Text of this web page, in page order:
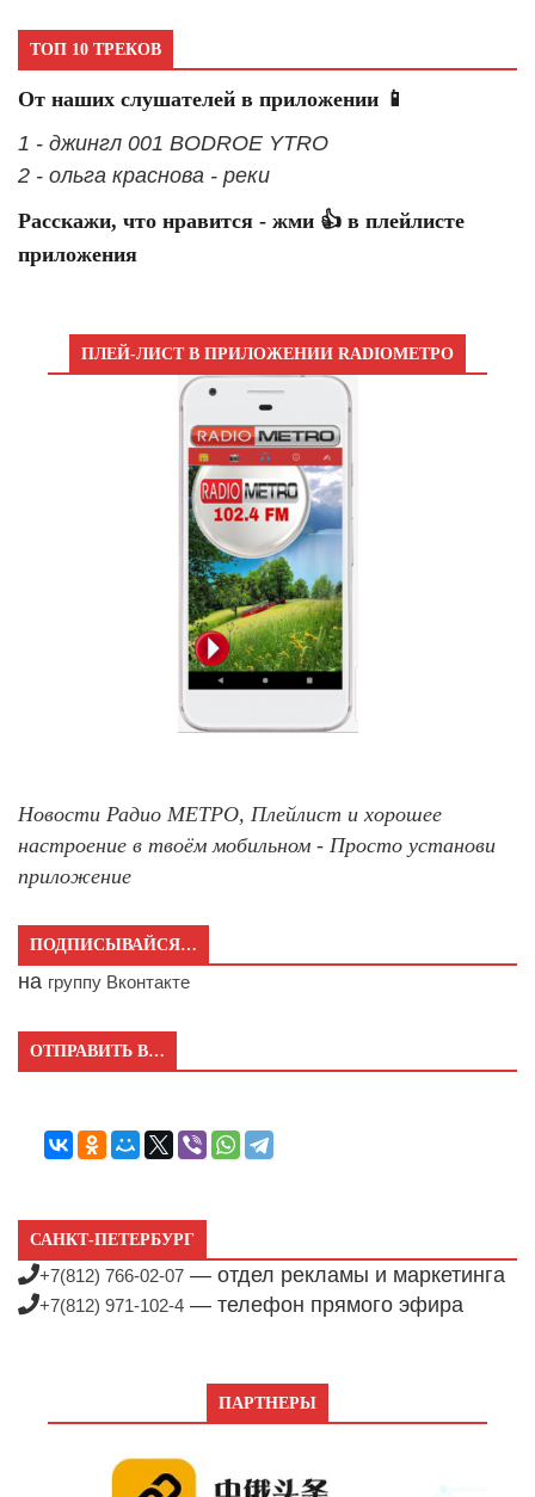
ТОП 10 ТРЕКОВ
От наших слушателей в приложении 📱
1 - джингл 001 BODROE YTRO
2 - ольга краснова - реки
Расскажи, что нравится - жми 👍 в плейлисте
приложения
ПЛЕЙ-ЛИСТ В ПРИЛОЖЕНИИ RADIOМЕТРО
Новости Радио МЕТРО, Плейлист и хорошее
настроение в твоём мобильном - Просто установи
приложение
ПОДПИСЫВАЙСЯ…
на группу Вконтакте
ОТПРАВИТЬ В…
САНКТ-ПЕТЕРБУРГ
+7(812) 766-02-07 — отдел рекламы и маркетинга
+7(812) 971-102-4 — телефон прямого эфира
ПАРТНЕРЫ